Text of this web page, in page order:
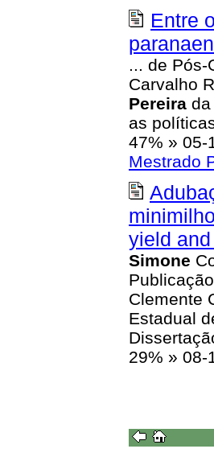
Entre
... de
Carvalho
Pereira da
as
47% » 05-
Mestrado
yield
Simone
Clemente
Estadual
29% » 08-